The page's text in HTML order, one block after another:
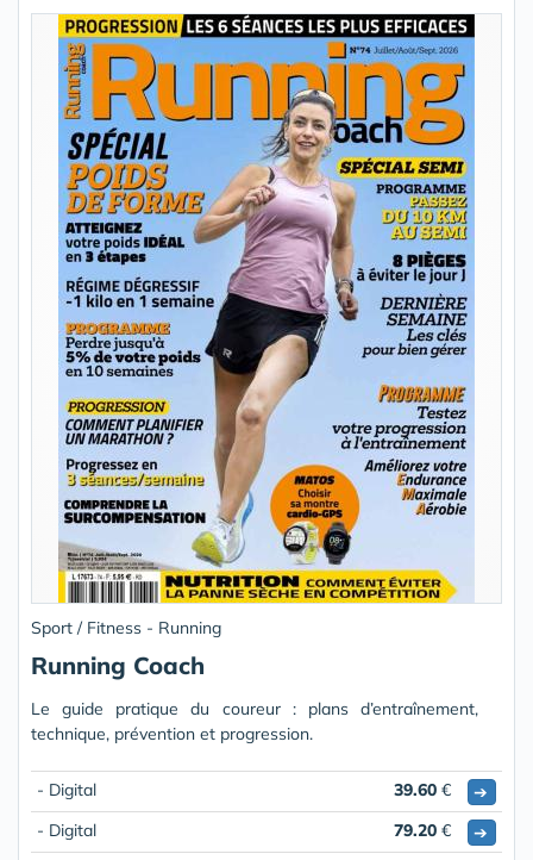
Sport / Fitness - Running
Running Coach
Le guide pratique du coureur : plans d’entraînement,
technique, prévention et progression.
- Digital 39.60 €
➔
- Digital
79.20 € ➔